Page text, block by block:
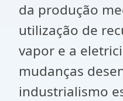
da produção
utilização de
vapor e a
mudanças
industrialismo